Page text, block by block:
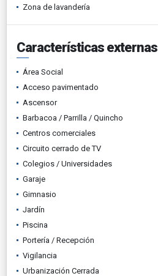
Zona de lavandería
Características externas
Área Social
Acceso pavimentado
Ascensor
Barbacoa / Parrilla / Quincho
Centros comerciales
Circuito cerrado de TV
Colegios / Universidades
Garaje
Gimnasio
Jardín
Piscina
Portería / Recepción
Vigilancia
Urbanización Cerrada